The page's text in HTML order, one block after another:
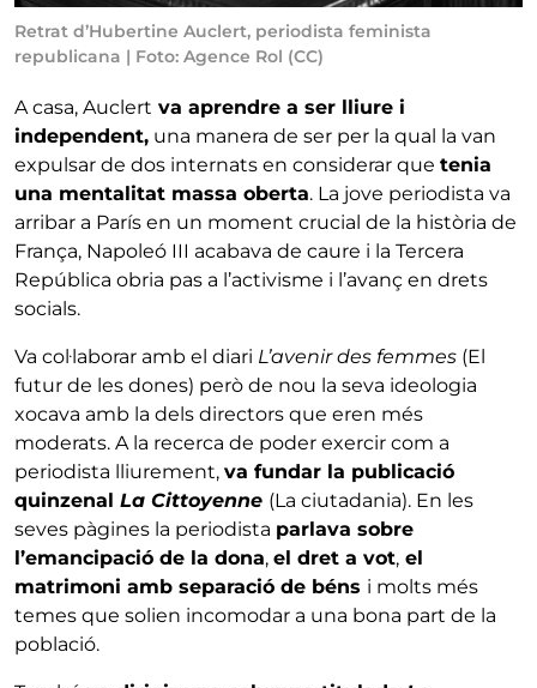
Retrat d’Hubertine Auclert, periodista feminista
republicana | Foto: Agence Rol (CC)
A casa, Auclert va aprendre a ser lliure i
independent, una manera de ser per la qual la van
expulsar de dos internats en considerar que tenia
una mentalitat massa oberta. La jove periodista va
arribar a París en un moment crucial de la història de
França, Napoleó III acabava de caure i la Tercera
República obria pas a l’activisme i l’avanç en drets
socials.
Va col·laborar amb el diari L’avenir des femmes (El
futur de les dones) però de nou la seva ideologia
xocava amb la dels directors que eren més
moderats. A la recerca de poder exercir com a
periodista lliurement, va fundar la publicació
quinzenal La Cittoyenne (La ciutadania). En les
seves pàgines la periodista parlava sobre
l’emancipació de la dona, el dret a vot, el
matrimoni amb separació de béns i molts més
temes que solien incomodar a una bona part de la
població.